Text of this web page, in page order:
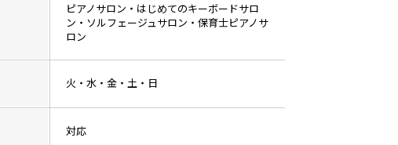
ピアノサロン・はじめてのキーボードサロ
ン・ソルフェージュサロン・保育士ピアノサ
ロン
火・水・金・土・日
対応